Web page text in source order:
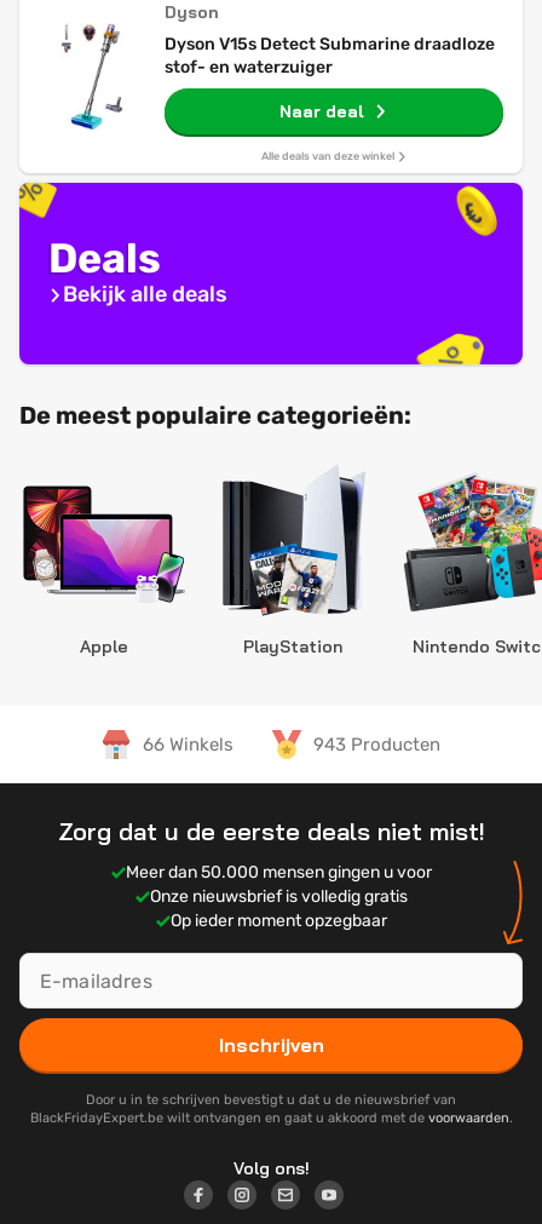
Dyson
Dyson V15s Detect Submarine draadloze
stof- en waterzuiger
Naar deal
Alle deals van deze winkel
Deals
Bekijk alle deals
De meest populaire categorieën:
Apple PlayStation Nintendo
66 Winkels 943 Producten
Zorg dat u de eerste deals niet mist!
Meer dan 50.000 mensen gingen u voor
Onze nieuwsbrief is volledig gratis
Op ieder moment opzegbaar
Inschrijven
Door u in te schrijven bevestigt u dat u de nieuwsbrief van
BlackFridayExpert.be wilt ontvangen en gaat u akkoord met de voorwaarden.
Volg ons!